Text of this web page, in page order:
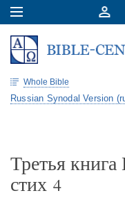
Whole Bible
Russian Synodal Version
Третья книга
стих 4